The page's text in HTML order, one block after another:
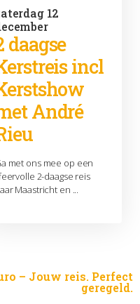
12
daagse
incl
André
met ons mee op een
2-daagse reis
Maastricht en ...
– Jouw reis. Perfect
geregeld.